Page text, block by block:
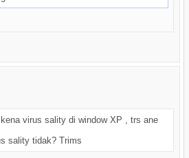
virus sality di window XP , trs ane
sality tidak? Trims